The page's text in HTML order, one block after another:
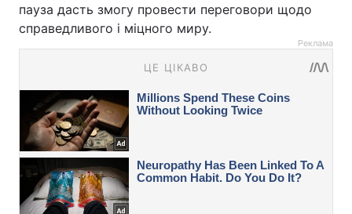
пауза дасть змогу провести переговори щодо
справедливого і міцного миру.
Реклама